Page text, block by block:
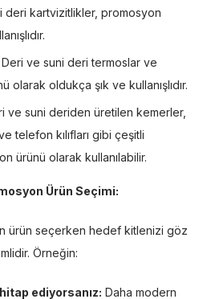
deri kartvizitlikler, promosyon
Deri ve suni deri termoslar ve
olarak oldukça şık ve kullanışlıdır.
ve suni deriden üretilen kemerler,
telefon kılıfları gibi çeşitli
ürünü olarak kullanılabilir.
Ürün Seçimi:
ürün seçerken hedef kitlenizi göz
Örneğin:
ediyorsanız: Daha modern